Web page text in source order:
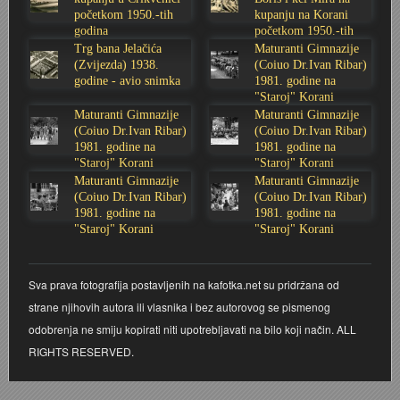
Stoljetna poplava 1939.
Tvornica potkivačkih čavala Mustad-Karlovac
Boksački klub Velebit
Bijelo dugme
Banija - poplava 4. 12. 1966.
Autobusna stanica na Korzu
Auto cross
Adamo klub
8. slet Bratstva i jedinstva 13. lipnja 1965. godine
Lovni i ribolovni turizam
Mala scena 1987. - Le Cinema
Mala scena Hrvatskog doma
Marina Perazić, Davor Tolja (Denis&Denis) i Edi
Maturanti Gimnazije 1988. godine
Motocross
Nepokoreni grad - Trojanski konj (epizoda)
Novogodišnje čestitke
PUNK
Zavjet Petra Grgeca - 1998.
Škola plivanja Patkica
Mimohod 23. kolovoza 1995.
Ekonomska škola - ratne godine
Dubravko Halovanić - Ratne godine
Crkva Sv. Doroteje - 1991.
Frizerski salon Gerber (Kopf) - utemeljen 1924.
Gimnazijska i Ekonomska zbornica - Igor Mihelić
INKASATOR
Karlovački fotograf Josip Žunić
Obitelj Klemenčić
Krešimir Perušić - Nogomet
KUD REČICA
Mery Berti - karlovačka Žuži
početkom 1950.-tih
godina
kupanju na Korani
početkom 1950.-tih
godina
Trg bana Jelačića
(Zvijezda) 1938.
godine - avio snimka
Maturanti Gimnazije
(Coiuo Dr.Ivan Ribar)
1981. godine na
"Staroj" Korani
Maturanti Gimnazije
(Coiuo Dr.Ivan Ribar)
1981. godine na
"Staroj" Korani
Maturanti Gimnazije
(Coiuo Dr.Ivan Ribar)
1981. godine na
"Staroj" Korani
Maturanti Gimnazije
(Coiuo Dr.Ivan Ribar)
1981. godine na
"Staroj" Korani
Maturanti Gimnazije
(Coiuo Dr.Ivan Ribar)
1981. godine na
"Staroj" Korani
Sva prava fotografija postavljenih na kafotka.net su pridržana od
strane njihovih autora ili vlasnika i bez autorovog se pismenog
odobrenja ne smiju kopirati niti upotrebljavati na bilo koji način. ALL
RIGHTS RESERVED.